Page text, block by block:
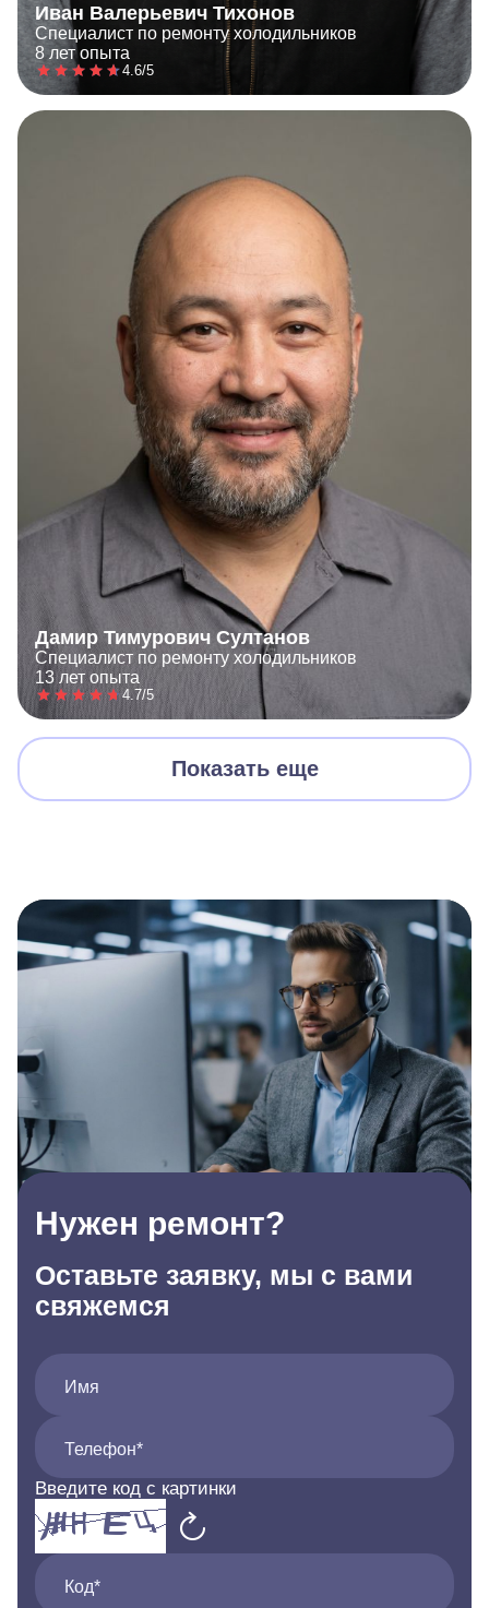
Иван Валерьевич Тихонов
Специалист по ремонту холодильников
8 лет опыта
4.6/5
Дамир Тимурович Султанов
Специалист по ремонту холодильников
13 лет опыта
4.7/5
Показать еще
Нужен ремонт?
Оставьте заявку, мы с вами
свяжемся
Имя
Телефон*
Введите код с картинки
Код*